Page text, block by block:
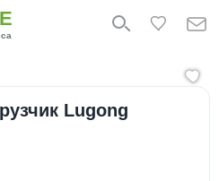
Lugong